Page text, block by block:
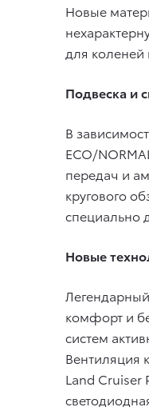
Новые
для
Подвеска и
В
ECO/
передач и
кругового
специально
Новые
комфорт и
систем
Вентиляция
Land Cruiser